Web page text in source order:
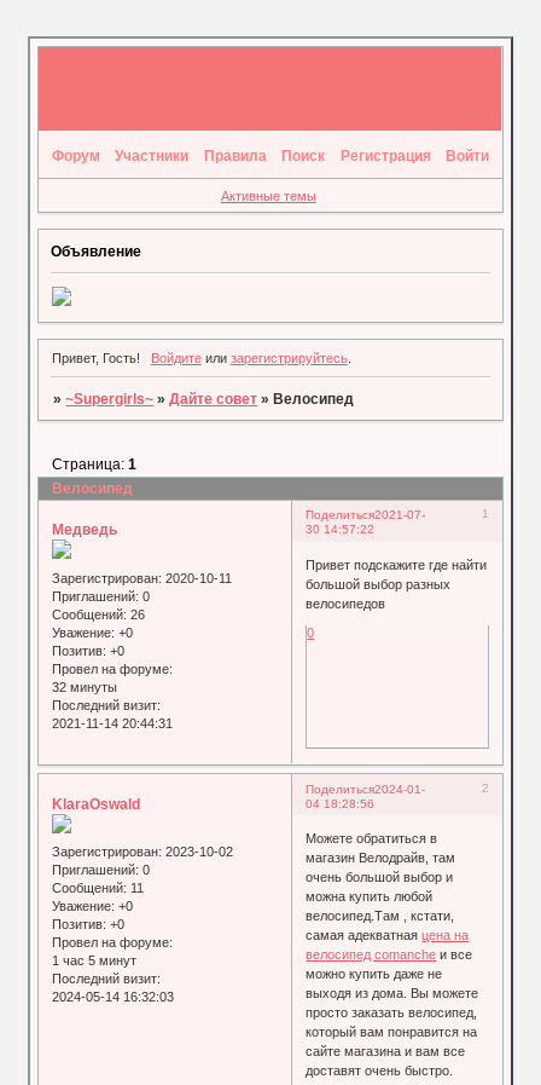
Форум Участники Правила Поиск Регистрация Войти
Активные темы
Объявление
Привет, Гость! Войдитеили зарегистрируйтесь.
»~Supergirls~ »Дайте совет »Велосипед
Велосипед
Страница:1
Поделиться 1
2021-07-
30 14:57:22
Медведь
Зарегистрирован: 2020-10-11
Приглашений: 0
Сообщений: 26
Уважение: +0
Позитив: +0
Провел на форуме:
32 минуты
Последний визит:
2021-11-14 20:44:31
Привет подскажите где найти
большой выбор разных
велосипедов
0
Поделиться 2
2024-01-
04 18:28:56
KlaraOswald
Зарегистрирован: 2023-10-02
Приглашений: 0
Сообщений: 11
Уважение: +0
Позитив: +0
Провел на форуме:
1 час 5 минут
Последний визит:
2024-05-14 16:32:03
Можете обратиться в
магазин Велодрайв, там
очень большой выбор и
можна купить любой
велосипед.Там , кстати,
самая адекватнаяцена на
велосипед comanche и все
можно купить даже не
выходя из дома. Вы можете
просто заказать велосипед,
который вам понравится на
сайте магазина и вам все
доставят очень быстро.